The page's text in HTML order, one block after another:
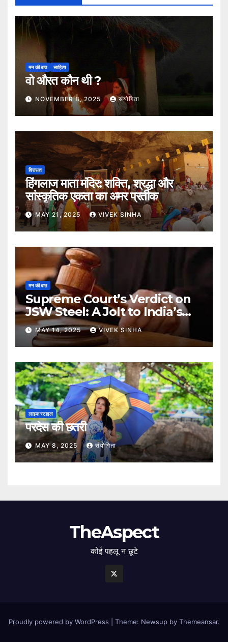
मन की बात साहित्य
वो औरत कौन थी ?
NOVEMBER 8, 2025 संयोगिता
विरासत
हिंगलाज माता मंदिर: शक्ति, श्रद्धा और
सांस्कृतिक एकता का अमर प्रतीक
MAY 21, 2025 VIVEK SINHA
मन की बात
Supreme Court’s Verdict on
JSW Steel: A Jolt to India’s
Insolvency Framework
MAY 14, 2025 VIVEK SINHA
लाइफ स्टाइल
परदेस की छतरी
MAY 8, 2025 संयोगिता
TheAspect
कोई पहलू न छूटे
Proudly powered by WordPress Theme: Newsup by Themeansar.